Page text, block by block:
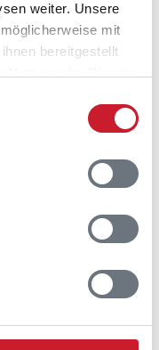
weiter. Unsere
mit
bereitgestellt
angeln gehen?
Nordborg Sø
Hafen in
in Nordborg
befindet sich eine
Natürlich